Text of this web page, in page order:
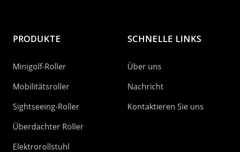
PRODUKTE
Minigolf-Roller
Mobilitätsroller
Sightseeing-Roller
Überdachter Roller
Elektrorollstuhl
SCHNELLE LINKS
Über uns
Nachricht
Kontaktieren Sie uns